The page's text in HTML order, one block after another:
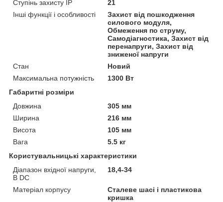
Ступінь захисту IP
21
Інші функції і особливості
Захист від пошкодження
силового модуля,
Обмеження по струму,
Самодіагностика, Захист від
перенапруги, Захист від
зниженої напруги
Стан
Новий
Максимальна потужність
1300 Вт
Габаритні розміри
Довжина
305 мм
Ширина
216 мм
Висота
105 мм
Вага
5.5 кг
Користувальницькі характеристики
Діапазон вхідної напруги,
В DC
18,4-34
Матеріал корпусу
Сталеве шасі і пластикова
кришка